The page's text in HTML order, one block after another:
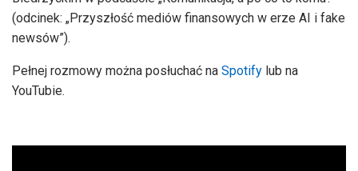
(odcinek: „Przyszłość mediów finansowych w erze AI i fake
newsów”).
Pełnej rozmowy można posłuchać na Spotify lub na
YouTubie.